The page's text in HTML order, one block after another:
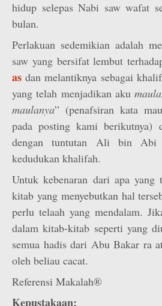
hidup selepas Nabi saw wafat
bulan.
Perlakuan sedemikian adalah
saw yang bersifat lembut
as dan melantiknya sebagai
yang telah menjadikan aku
maulanya” (penafsiran kata
pada posting kami berikutnya)
dengan tuntutan Ali bin Abi
kedudukan khalifah.
Untuk kebenaran dari apa yang
kitab yang menyebutkan hal
perlu telaah yang mendalam.
dalam kitab-kitab seperti yang
semua hadis dari Abu Bakar ra
oleh beliau cacat.
Referensi Makalah®
Kepustakaan: